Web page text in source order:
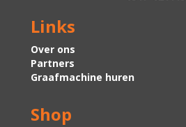
Links
Over ons
Partners
Graafmachine huren
Shop